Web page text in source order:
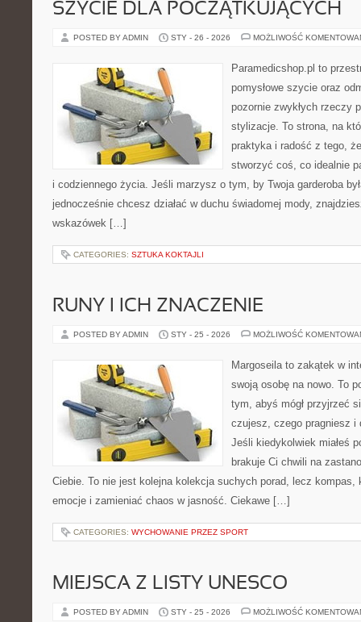
SZYCIE DLA POCZĄTKUJĄCYCH
POSTED BY ADMIN STY - 26 - 2026 MOŻLIWOŚĆ
Paramedicshop.pl to
pomysłowe szycie oraz
pozornie zwykłych rzeczy
stylizacje. To strona, na
praktyka i radość z tego,
stworzyć coś, co idealnie
i codziennego życia. Jeśli marzysz o tym, by Twoja garderoba
jednocześnie chcesz działać w duchu świadomej mody,
wskazówek […]
CATEGORIES: SZTUKA KOKTAJLI
RUNY I ICH ZNACZENIE
POSTED BY ADMIN STY - 25 - 2026 MOŻLIWOŚĆ
Margoseila to zakątek w
swoją osobę na nowo. To
tym, abyś mógł przyjrzeć
czujesz, czego pragniesz i
Jeśli kiedykolwiek miałeś
brakuje Ci chwili na
Ciebie. To nie jest kolejna kolekcja suchych porad, lecz kompas,
emocje i zamieniać chaos w jasność. Ciekawe […]
CATEGORIES: WYCHOWANIE PRZEZ SPORT
MIEJSCA Z LISTY UNESCO
POSTED BY ADMIN STY - 25 - 2026 MOŻLIWOŚĆ